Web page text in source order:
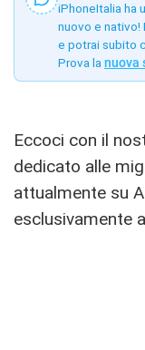
iPhoneItalia ha
nuovo e
e potrai subito
Prova la nuova
Eccoci con il
dedicato alle
attualmente su
esclusivamente